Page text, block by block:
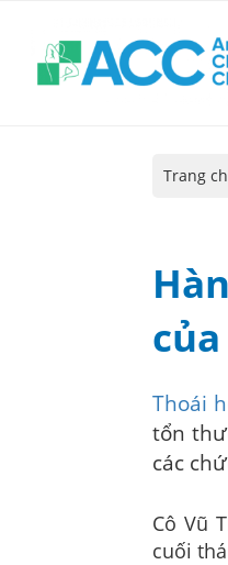
Trang
Thoái
tổn
các
Cô Vũ
cuối